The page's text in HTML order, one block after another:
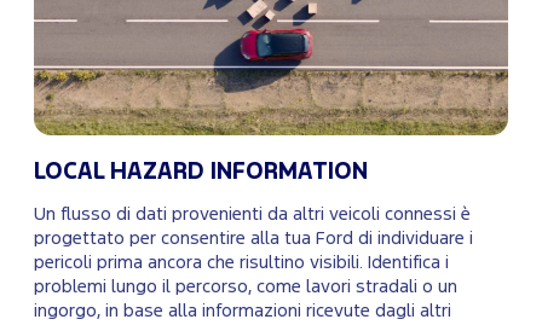
LOCAL HAZARD INFORMATION
Un flusso di dati provenienti da altri veicoli connessi è
progettato per consentire alla tua Ford di individuare i
pericoli prima ancora che risultino visibili. Identifica i
problemi lungo il percorso, come lavori stradali o un
ingorgo, in base alla informazioni ricevute dagli altri